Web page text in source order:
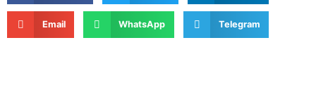
Email WhatsApp Telegram